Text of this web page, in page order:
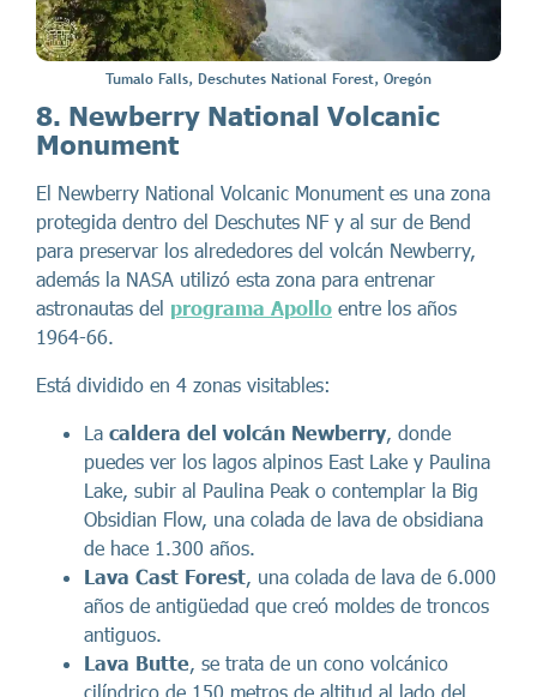
Tumalo Falls, Deschutes National Forest, Oregón
8. Newberry National Volcanic
Monument
El Newberry National Volcanic Monument es una zona
protegida dentro del Deschutes NF y al sur de Bend
para preservar los alrededores del volcán Newberry,
además la NASA utilizó esta zona para entrenar
astronautas del programa Apollo entre los años
1964-66.
Está dividido en 4 zonas visitables:
La caldera del volcán Newberry, donde
puedes ver los lagos alpinos East Lake y Paulina
Lake, subir al Paulina Peak o contemplar la Big
Obsidian Flow, una colada de lava de obsidiana
de hace 1.300 años.
Lava Cast Forest, una colada de lava de 6.000
años de antigüedad que creó moldes de troncos
antiguos.
Lava Butte, se trata de un cono volcánico
cilíndrico de 150 metros de altitud al lado del